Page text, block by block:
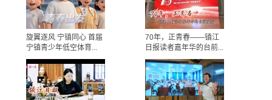
旋翼逐风 宁镇同心 首届
宁镇青少年低空体育...
70年，正青春——镇江
日报读者嘉年华的台前...